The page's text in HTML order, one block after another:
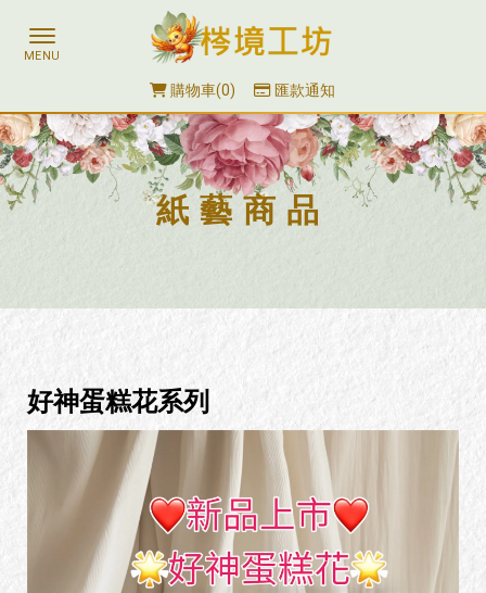
購物車 0 匯款通知
紙藝商品
好神蛋糕花系列